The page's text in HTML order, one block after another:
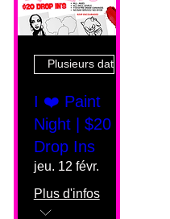
Plusieurs dates
I ❤️ Paint
Night | $20
Drop Ins
jeu. 12 févr.
Plus d'infos